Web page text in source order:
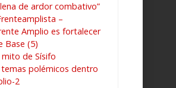
de ardor combativo”
–
Amplio es fortalecer
Base (5)
de Sísifo
polémicos dentro
2